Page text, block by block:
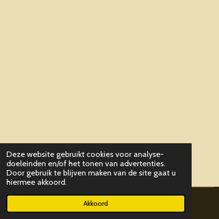
Deze website gebruikt cookies voor analyse-
doeleinden en/of het tonen van advertenties.
Door gebruik te blijven maken van de site gaat u
hiermee akkoord.
Akkoord
© 2019 - 2026 ParaCommandoVriendenkringLeuven